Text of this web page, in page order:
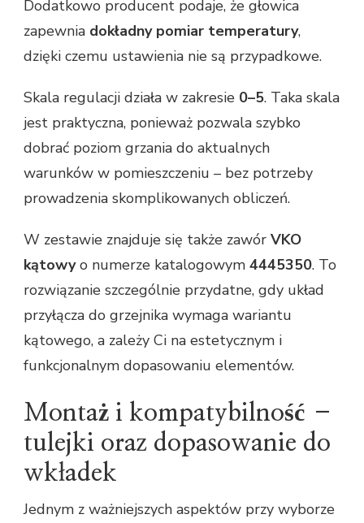
Dodatkowo producent podaje, że głowica
zapewnia dokładny pomiar temperatury,
dzięki czemu ustawienia nie są przypadkowe.
Skala regulacji działa w zakresie 0–5. Taka skala
jest praktyczna, ponieważ pozwala szybko
dobrać poziom grzania do aktualnych
warunków w pomieszczeniu – bez potrzeby
prowadzenia skomplikowanych obliczeń.
W zestawie znajduje się także zawór VKO
kątowyo numerze katalogowym 4445350. To
rozwiązanie szczególnie przydatne, gdy układ
przyłącza do grzejnika wymaga wariantu
kątowego, a zależy Ci na estetycznym i
funkcjonalnym dopasowaniu elementów.
Montaż i kompatybilność –
tulejki oraz dopasowanie do
wkładek
Jednym z ważniejszych aspektów przy wyborze